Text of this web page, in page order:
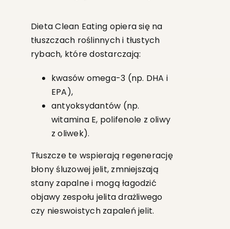
Dieta Clean Eating opiera się na
tłuszczach roślinnych i tłustych
rybach, które dostarczają:
kwasów omega-3 (np. DHA i
EPA),
antyoksydantów (np.
witamina E, polifenole z oliwy
z oliwek).
Tłuszcze te wspierają regenerację
błony śluzowej jelit, zmniejszają
stany zapalne i mogą łagodzić
objawy zespołu jelita drażliwego
czy nieswoistych zapaleń jelit.